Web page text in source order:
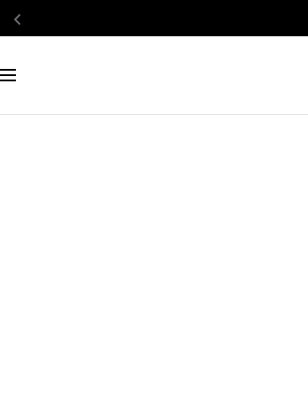
al
Navigazione